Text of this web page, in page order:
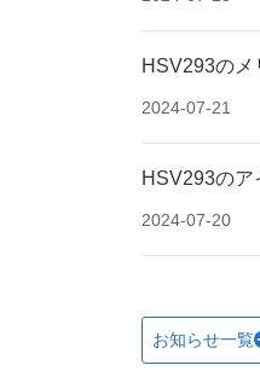
HSV293のメ
2024-07-21
HSV293の
2024-07-20
お知らせ一覧